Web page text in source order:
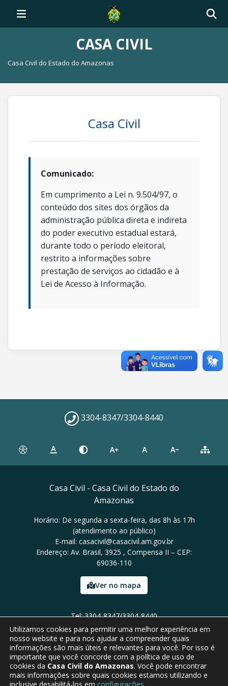
CASA CIVIL
Casa Civil do Estado do Amazonas
Casa Civil
Comunicado:
Em cumprimento a Lei n. 9.504/97, o
conteúdo dos sites dos órgãos da
administração pública direta e indireta
do poder executivo estadual estará,
durante todo o período eleitoral,
restrito a informações sobre
prestação de serviços ao cidadão e à
Lei de Acesso à Informação.
3304-8347/3304-8440
Casa Civil - Casa Civil do Estado do
Amazonas
Horário: De segunda a sexta-feira, das 8h às 17h
(atendimento ao público)
E-mail: casacivil@casacivil.am.gov.br
Endereço: Av. Brasil, 3925 , Compensa II – CEP:
69036-110
Ver no mapa
Tel: 3304-8347/3304-8440
Utilizamos cookies para permitir uma melhor experiência em
nosso website e para nos ajudar a compreender quais
informações são mais úteis e relevantes para você. Por isso é
importante que você concorde com a política de uso de
cookies da Casa Civil do Amazonas. Você pode encontrar
mais informações sobre quais cookies estamos utilizando e